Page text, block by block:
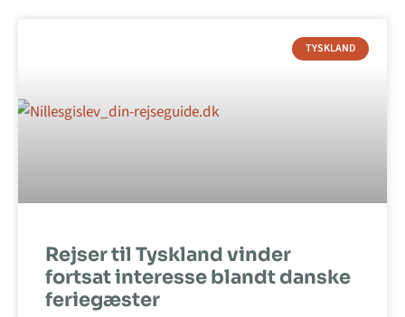
TYSKLAND
Rejser til Tyskland vinder
fortsat interesse blandt danske
feriegæster